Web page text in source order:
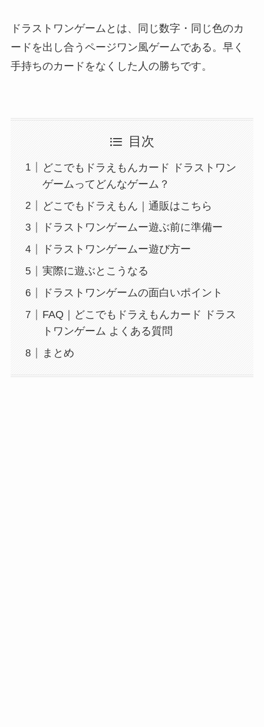
ドラストワンゲームとは、同じ数字・同じ色のカ
ードを出し合うページワン風ゲームである。早く
手持ちのカードをなくした人の勝ちです。
目次
どこでもドラえもんカード ドラストワン
ゲームってどんなゲーム？
どこでもドラえもん｜通販はこちら
ドラストワンゲームー遊ぶ前に準備ー
ドラストワンゲームー遊び方ー
実際に遊ぶとこうなる
ドラストワンゲームの面白いポイント
FAQ｜どこでもドラえもんカード ドラス
トワンゲーム よくある質問
まとめ